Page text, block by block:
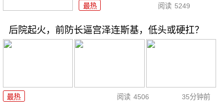
最热 阅读 5249
后院起火，前防长逼宫泽连斯基，低头或硬扛？
最热 阅读 4506 35分钟前